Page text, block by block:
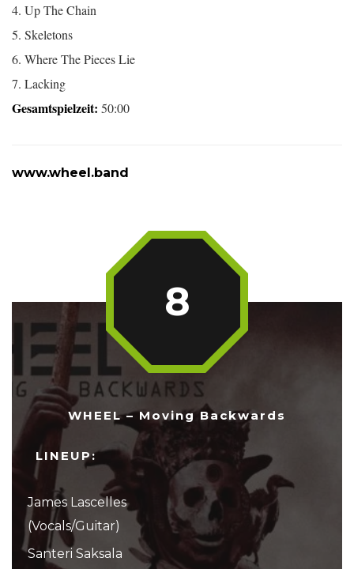
4. Up The Chain
5. Skeletons
6. Where The Pieces Lie
7. Lacking
Gesamtspielzeit: 50:00
www.wheel.band
WHEEL – Moving Backwards
LINEUP:
James Lascelles
(Vocals/Guitar)
Santeri Saksala
8